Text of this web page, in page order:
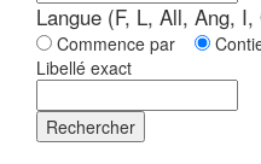
Langue (F, L, All, Ang,
Commence par
Libellé exact
Rechercher